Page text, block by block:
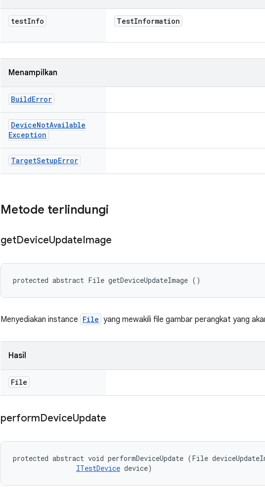
testInfo TestInformation
Menampilkan
BuildError
DeviceNotAvailable
Exception
TargetSetupError
Metode terlindungi
getDeviceUpdateImage
protected abstract File getDeviceUpdateImage ()
Menyediakan instance File yang mewakili file gambar perangkat yang
Hasil
File
performDeviceUpdate
protected abstract void performDeviceUpdate (File
ITestDevice device)